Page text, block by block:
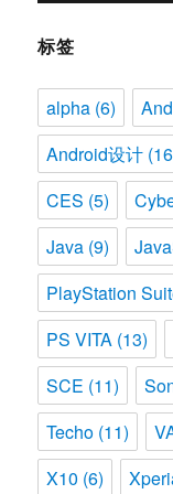
标签
alpha (6)
Android设计
CES (5)
Java (9)
PlayStation
PS VITA (13)
SCE (11)
Techo (11)
X10 (6)